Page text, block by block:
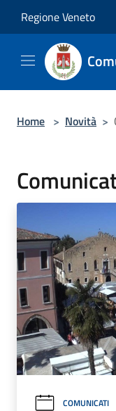
Regione Veneto
Home > Novità >
COMUNICATI